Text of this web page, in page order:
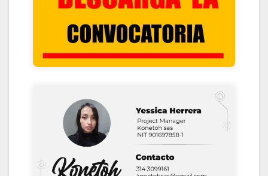
CONTACTANOS